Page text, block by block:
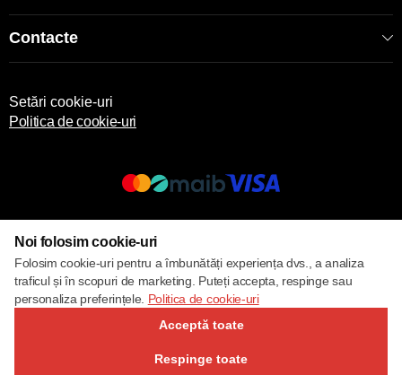
Contacte
Setări cookie-uri
Politica de cookie-uri
Noi folosim cookie-uri
Folosim cookie-uri pentru a îmbunătăți experiența dvs., a analiza
traficul și în scopuri de marketing. Puteți accepta, respinge sau
personaliza preferințele. Politica de cookie-uri
Acceptă toate
Respinge toate